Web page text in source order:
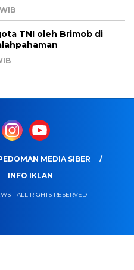
TNI oleh Brimob di
MEDIA SIBER
INFO IKLAN
- ALL RIGHTS RESERVED